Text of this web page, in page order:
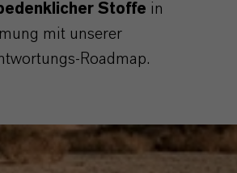
Stoffe in
mit unserer
Roadmap.